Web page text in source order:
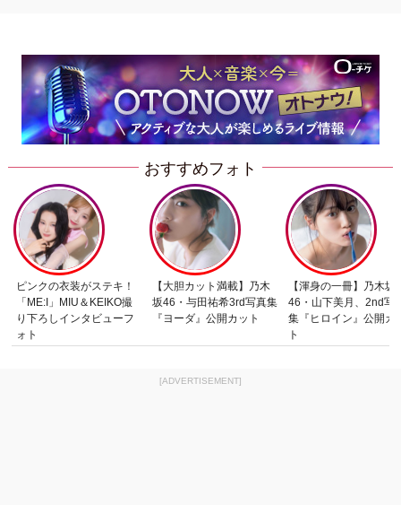
おすすめフォト
ピンクの衣装がステキ！
「ME:I」MIU＆KEIKO撮
り下ろしインタビューフ
ォト
【大胆カット満載】乃木
坂46・与田祐希3rd写真集
『ヨーダ』公開カット
【渾身の一冊】乃木坂
46・山下美月、2nd写
集『ヒロイン』公開カ
ト
[ADVERTISEMENT]